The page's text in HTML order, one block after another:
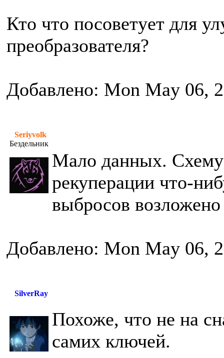
Кто что посоветует для
преобразователя?
Добавлено: Mon May 06,
Seriyvolk
Бездельник
Мало данных.
рекуперации что-
выбросов
Добавлено: Mon May 06,
SilverRay
Похоже, что не на
самих ключей.